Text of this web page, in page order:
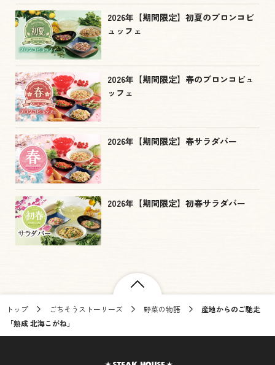
2026年【期間限定】初夏のブロンコビ
ュッフェ
2026年【期間限定】春のブロンコビュ
ッフェ
2026年【期間限定】春サラダバー
2026年【期間限定】初春サラダバー
トップ ごちそうストーリーズ 野菜の物語
産地からのご馳走
「熟成 北海こがね」